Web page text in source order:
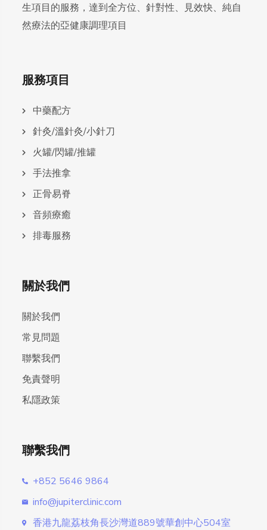
生項目的服務，達到全方位、針對性、見效快、純自
然療法的亞健康調理項目
服務項目
中藥配方
針灸/溫針灸/小針刀
火罐/閃罐/推罐
手法推拿
正骨易脊
⾳頻療癒
排毒服務
關於我們
關於我們
常見問題
聯繫我們
免責聲明
私隱政策
聯繫我們
+852 5646 9864
info@jupiterclinic.com
香港九龍荔枝角長沙灣道889號華創中心504室